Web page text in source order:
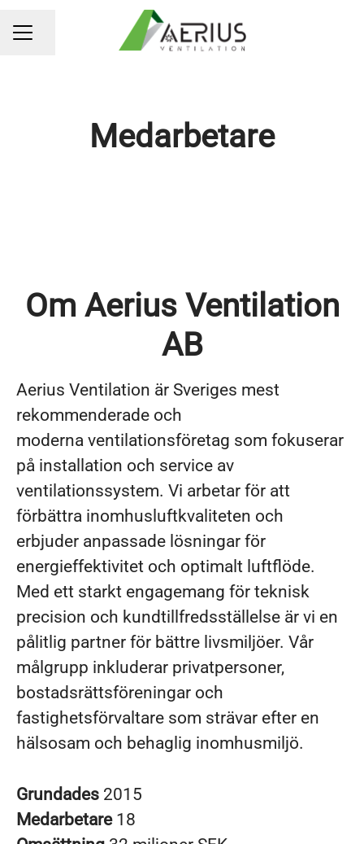
KARRIÄRMENY
Dela sidan
Medarbetare
Om Aerius Ventilation
AB
Aerius Ventilation är Sveriges mest
rekommenderade och
moderna ventilationsföretag som fokuserar
på installation och service av
ventilationssystem. Vi arbetar för att
förbättra inomhusluftkvaliteten och
erbjuder anpassade lösningar för
energieffektivitet och optimalt luftflöde.
Med ett starkt engagemang för teknisk
precision och kundtillfredsställelse är vi en
pålitlig partner för bättre livsmiljöer. Vår
målgrupp inkluderar privatpersoner,
bostadsrättsföreningar och
fastighetsförvaltare som strävar efter en
hälsosam och behaglig inomhusmiljö.
Grundades 2015
Medarbetare 18